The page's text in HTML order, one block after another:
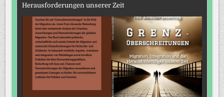
Herausforderungen unserer Zeit